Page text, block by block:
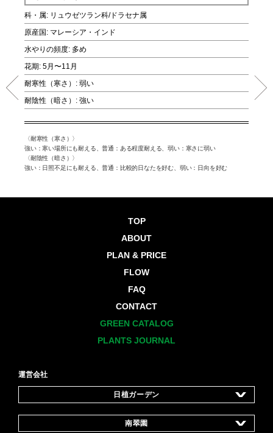
耐寒
耐陰
科・属: リュウゼツラン科/ドラセナ属
原産国: マレーシア・インド
水やりの頻度: 多め
花期: 5月〜11月
耐寒性（寒さ）: 弱い
耐陰性（暗さ）: 強い
〈耐寒性（寒さ）〉
強い：寒い場所にも耐える、普通：ある程度耐える、弱い：寒さに弱い
〈耐陰性（暗さ）〉
強い：日照不足にも耐える、普通：比較的日なたを好む、弱い：日向を好む
TOP
ABOUT
PLAN & PRICE
FLOW
FAQ
CONTACT
GREEN CATALOG
PLANTS JOURNAL
運営会社
日植ガーデン
所在地
東京都板橋区東山町35-11
設立
1955年
南翠園